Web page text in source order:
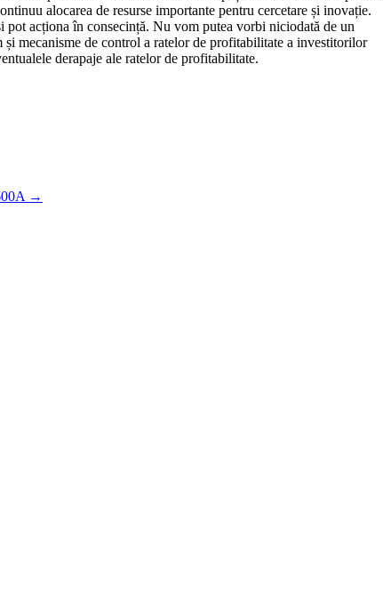
alocarea de resurse importante pentru cercetare și inovație.
acționa în consecință. Nu vom putea vorbi niciodată de un
mecanisme de control a ratelor de profitabilitate a investitorilor
derapaje ale ratelor de profitabilitate.
→